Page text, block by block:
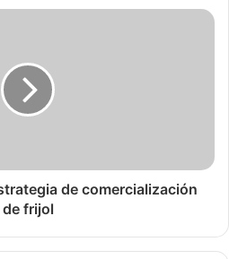
de comercialización
de frijol